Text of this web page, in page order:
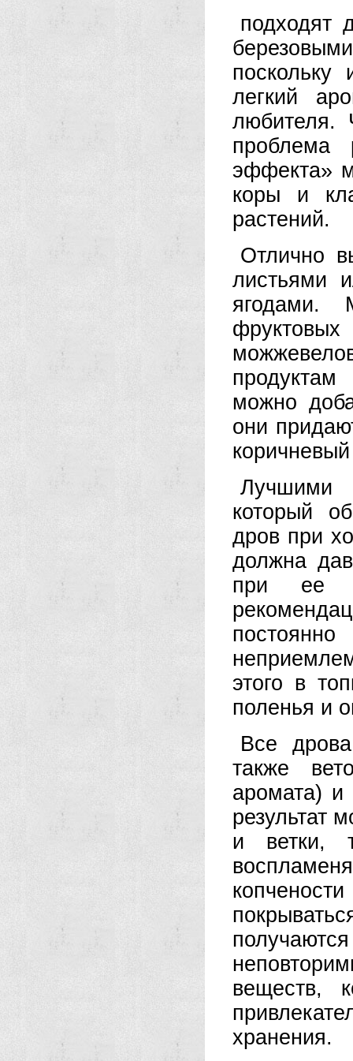
подходят
поскольку
легкий
любителя.
проблема
эффекта»
коры и
растений.
Отлично
листьями
ягодами.
можно
они
коричневый
Лучшими
который
дров при
должна
при ее
этого в
поленья и
Все
также
аромата) и
результат
и ветки,
веществ,
хранения.